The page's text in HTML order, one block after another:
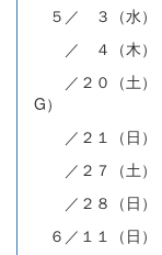
５／ ３（水）
／ ４（木）
／２０（土）
G）
／２１（日）
／２７（土）
／２８（日）
６／１１（日）